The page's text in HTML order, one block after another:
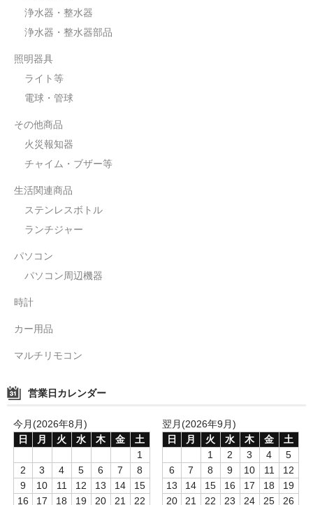
浄水器・整水器
浄水器・整水器部品
照明器具
ライト等
電球・管球
その他商品
火災報知器
チャイム・ブザー等
生活関連商品
ステンレスボトル
ランチジャー
パソコン
パソコン周辺機器
時計
カー用品
マルチリモコン
営業日カレンダー
今月(2026年8月)
日
月 火 水 木 金
土
1
2
3 4 5 6 7
8
9
10 11 12 13 14
15
16
17 18 19 20 21 22
翌月(2026年9月)
日
月 火 水 木 金
土
1
2 3 4
5
6
7 8 9 10 11
12
13
14 15 16 17 18
19
20
21 22 23 24 25 26